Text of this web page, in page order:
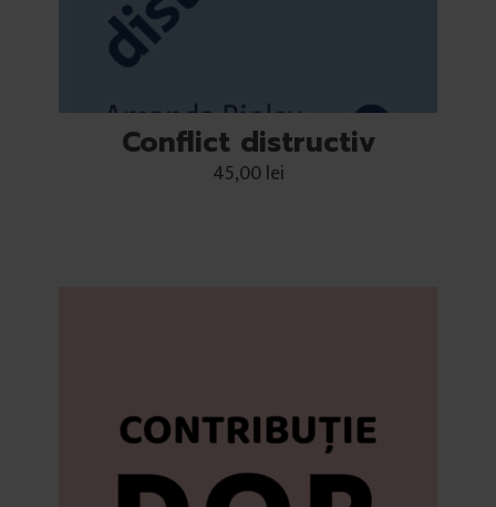
Conflict distructiv
45,00lei